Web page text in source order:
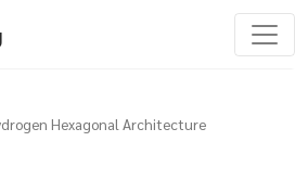
Hexagonal Architecture